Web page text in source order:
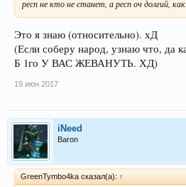
респ не кто не станет, а респ оч долгий,
Это я знаю (относительно). хД
(Если соберу народ, узнаю что,
Б 1го У ВАС ЖЕВАНУТЬ. ХД)
19 июн 2017
iNeed
Baron
GreenTymbo4ka сказал(а): ↑